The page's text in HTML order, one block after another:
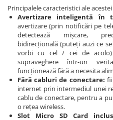
Principalele caracteristici ale
Avertizare inteligentă în
avertizare (prin notificări pe
detectează mișcare,
bidirecțională (puteți auzi ce
vorbi cu cel / cei de acolo)
supraveghere într-un
funcționează fără a necesita
Fără cabluri de conectare:
internet prin intermediul unei
cablu de conectare, pentru a
o rețea wireless.
Slot Micro SD Card